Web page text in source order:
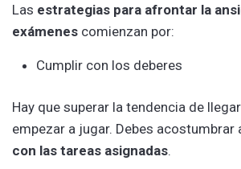
Las estrategias para afrontar la
exámenes comienzan por:
Cumplir con los deberes
Hay que superar la tendencia de
empezar a jugar. Debes acostumbrar
con las tareas asignadas.